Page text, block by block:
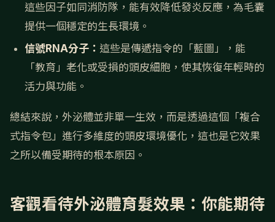
這些因子如同消防隊，能有效降低發炎反應，為毛囊
提供一個穩定的生長環境。
信號RNA分子： 這些是傳遞指令的「藍圖」，能
「教育」老化或受損的頭皮細胞，使其恢復年輕時的
活力與功能。
總結來說，外泌體並非單一生效，而是透過這個「複合
式指令包」進行多維度的頭皮環境優化，這也是它效果
之所以備受期待的根本原因。
客觀看待外泌體育髮效果：你能期待